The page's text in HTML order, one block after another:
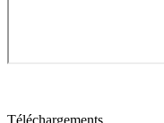
Téléchargements